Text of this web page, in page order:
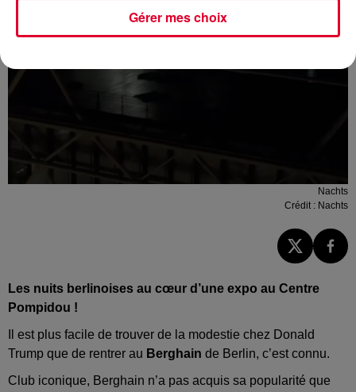
Nachts
Crédit : Nachts
Les nuits berlinoises au cœur d’une expo au Centre
Pompidou !
Il est plus facile de trouver de la modestie chez Donald
Trump que de rentrer au Berghain de Berlin, c’est connu.
Club iconique, Berghain n’a pas acquis sa popularité que
Gérer mes choix